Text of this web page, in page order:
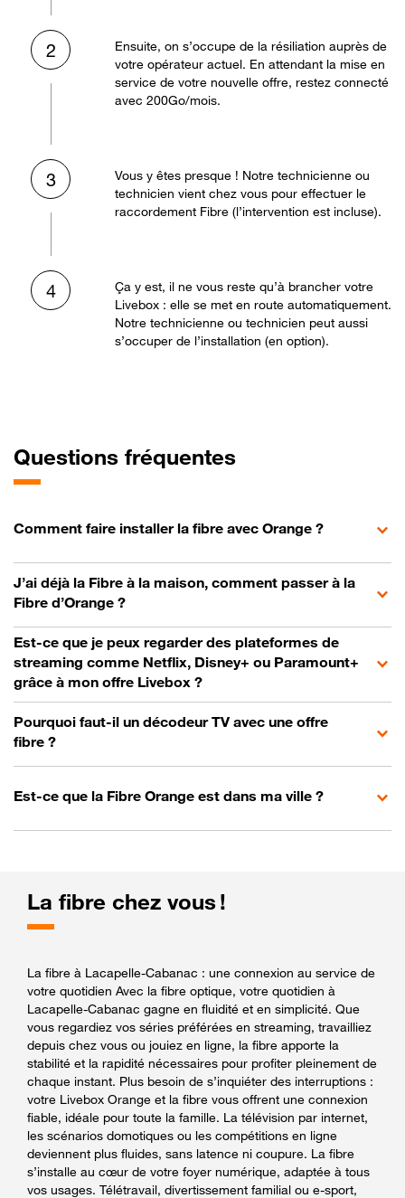
2
Ensuite, on s’occupe de la résiliation auprès de
votre opérateur actuel. En attendant la mise en
service de votre nouvelle offre, restez connecté
avec 200Go/mois.
3
Vous y êtes presque ! Notre technicienne ou
technicien vient chez vous pour effectuer le
raccordement Fibre (l’intervention est incluse).
4
Ça y est, il ne vous reste qu’à brancher votre
Livebox : elle se met en route automatiquement.
Notre technicienne ou technicien peut aussi
s’occuper de l’installation (en option).
Questions fréquentes
Comment faire installer la fibre avec Orange ?
J’ai déjà la Fibre à la maison, comment passer à la
Fibre d’Orange ?
Est-ce que je peux regarder des plateformes de
streaming comme Netflix, Disney+ ou Paramount+
grâce à mon offre Livebox ?
Pourquoi faut-il un décodeur TV avec une offre
fibre ?
Est-ce que la Fibre Orange est dans ma ville ?
La fibre chez vous !
La fibre à Lacapelle-Cabanac : une connexion au service de
votre quotidien Avec la fibre optique, votre quotidien à
Lacapelle-Cabanac gagne en fluidité et en simplicité. Que
vous regardiez vos séries préférées en streaming, travailliez
depuis chez vous ou jouiez en ligne, la fibre apporte la
stabilité et la rapidité nécessaires pour profiter pleinement de
chaque instant. Plus besoin de s’inquiéter des interruptions :
votre Livebox Orange et la fibre vous offrent une connexion
fiable, idéale pour toute la famille. La télévision par internet,
les scénarios domotiques ou les compétitions en ligne
deviennent plus fluides, sans latence ni coupure. La fibre
s’installe au cœur de votre foyer numérique, adaptée à tous
vos usages. Télétravail, divertissement familial ou e-sport,